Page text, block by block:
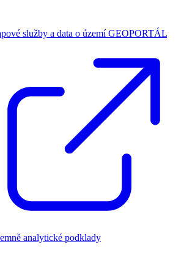
služby a data o území GEOPORTÁL
analytické podklady